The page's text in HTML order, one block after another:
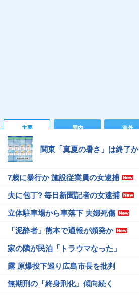
主要 国内 海外
関東「真夏の暑さ」は終了か
7歳に暴行か 施設従業員の女逮捕
夫に包丁? 毎日新聞記者の女逮捕
立体駐車場から車落下 夫婦死傷
「泥酔者」熊本で通報が頻発か
家の隣が民泊「トラウマなった」
露 原爆投下巡り広島市長を批判
無期刑の「終身刑化」傾向続く